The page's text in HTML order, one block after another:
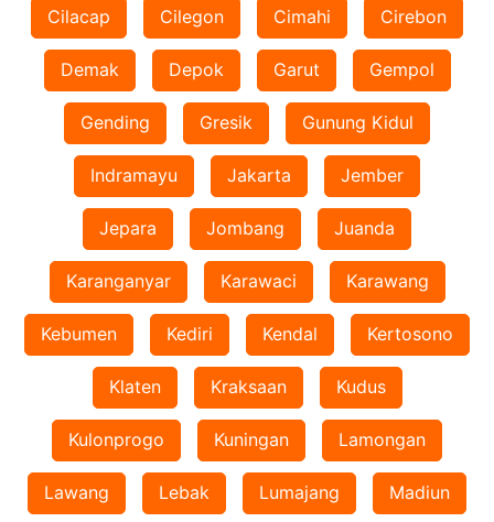
Cilacap Cilegon Cimahi Cirebon
Demak Depok Garut Gempol
Gending Gresik Gunung Kidul
Indramayu Jakarta Jember
Jepara Jombang Juanda
Karanganyar Karawaci Karawang
Kebumen Kediri Kendal Kertosono
Klaten Kraksaan Kudus
Kulonprogo Kuningan Lamongan
Lawang Lebak Lumajang Madiun